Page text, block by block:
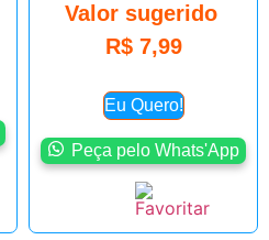
Valor sugerido
R$7,99
Eu Quero!
Peça pelo Whats'App